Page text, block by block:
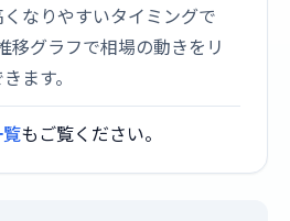
なりやすいタイミングで
移グラフで相場の動きをリ
ます。
もご覧ください。